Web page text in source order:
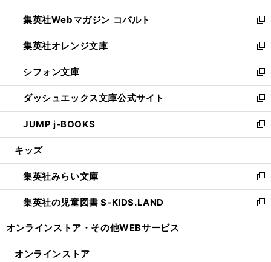
開
く
ウ
で
開
く
ン
ド
ウ
で
開
く
ウ
ィ
ン
ド
ウ
で
開
く
集英社Webマガジン コバルト
新
し
い
ウ
ィ
ン
ド
ウ
で
開
集英社オレンジ文庫
新
し
い
ウ
ィ
ン
ド
ウ
開
く
シフォン文庫
新
し
い
ウ
ィ
ン
ウ
で
開
く
ダッシュエックス文庫公式サイト
新
し
い
ウ
ン
ド
ウ
で
JUMP j-BOOKS
新
し
ウ
ィ
ン
ド
開
キッズ
集英社みらい文庫
新
し
い
ン
集英社の児童図書 S-KIDS.LAND
新
ウ
オンラインストア・ その他WEBサービス
オンラインストア